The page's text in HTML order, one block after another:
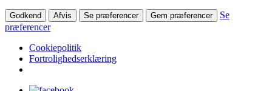
Godkend Afvis Se præferencer Gem præferencer
Se
præferencer
Cookiepolitik
Fortrolighedserklæring